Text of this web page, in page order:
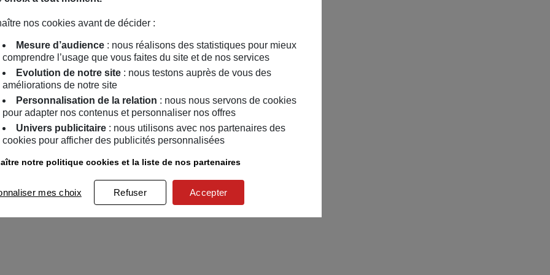
nos cookies avant de décider :
Mesure d’audience : nous réalisons des statistiques pour mieux
comprendre l’usage que vous faites du site et de nos services
Evolution de notre site : nous testons auprès de vous des
améliorations de notre site
Personnalisation de la relation : nous nous servons de cookies
pour adapter nos contenus et personnaliser nos offres
Univers publicitaire : nous utilisons avec nos partenaires des
cookies pour afficher des publicités personnalisées
notre politique cookies et la liste de nos partenaires
mes choix Refuser Accepter